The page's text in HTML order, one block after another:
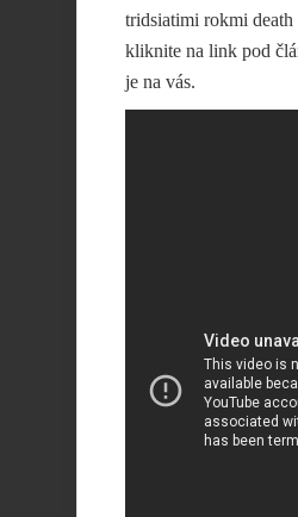
tridsiatimi rokmi
kliknite na link pod
je na vás.